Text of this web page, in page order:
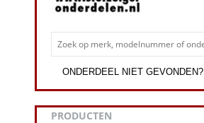
ONDERDEEL NIET GEVONDEN?
PRODUCTEN